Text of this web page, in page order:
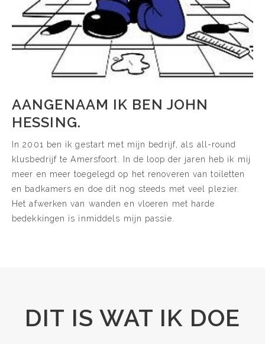
AANGENAAM IK BEN JOHN
HESSING.
In 2001 ben ik gestart met mijn bedrijf, als all-round
klusbedrijf te Amersfoort. In de loop der jaren heb ik mij
meer en meer toegelegd op het renoveren van toiletten
en badkamers en doe dit nog steeds met veel plezier.
Het afwerken van wanden en vloeren met harde
bedekkingen is inmiddels mijn passie.
DIT IS WAT IK DOE